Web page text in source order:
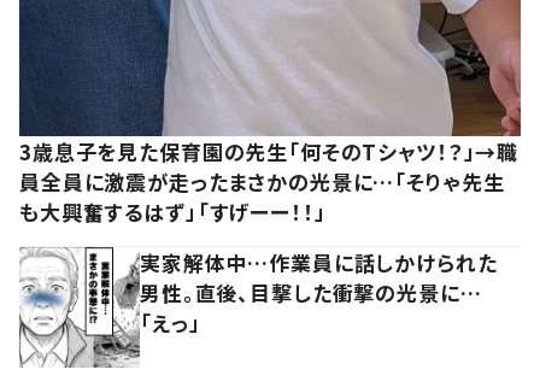
3歳息子を見た保育園の先生「何そのTシャツ！？」→職
員全員に激震が走ったまさかの光景に…「そりゃ先生
も大興奮するはず」「すげーー！！」
実家解体中…作業員に話しかけられた
男性。直後、目撃した衝撃の光景に…
「えっ」